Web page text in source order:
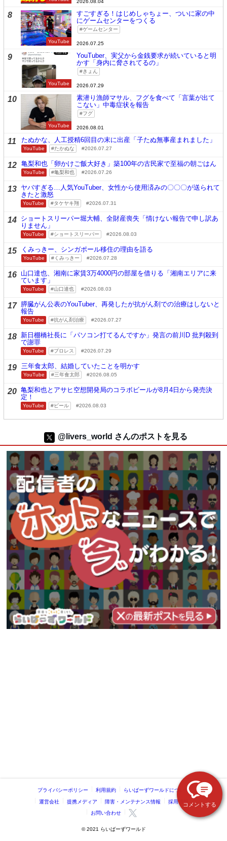
コメントする
2026.08.04
8
YouTube
すごすぎる！はじめしゃちょー、ついに家の中
にゲームセンターをつくる
ゲームセンター
2026.07.25
9
YouTube
YouTuber、実父から金銭要求が続いていると明
かす「身内に脅されてるの」
きょん
2026.07.29
10
YouTube
素潜り漁師マサル、フグを食べて「言葉が出て
こない」中毒症状を報告
フグ
2026.08.01
11 たぬかな、人工授精6回目の末に出産「子たぬ無事産まれました」
YouTube たかぬな 2026.07.27
12 亀梨和也「卵かけご飯大好き」築100年の古民家で至福の朝ごはん
YouTube 亀梨和也 2026.07.26
13 ヤバすぎる…人気YouTuber、女性から使用済みの〇〇〇が送られて
きたと激怒
YouTube タケヤキ翔 2026.07.31
14 ショートスリーパー堀大輔、全財産喪失「情けない報告で申し訳あ
りません」
YouTube ショートスリーパー 2026.08.03
15 くみっきー、シンガポール移住の理由を語る
YouTube くみっきー 2026.07.28
16 山口達也、湘南に家賃3万4000円の部屋を借りる「湘南エリアに来
ています」
YouTube 山口達也 2026.08.03
17 膵臓がん公表のYouTuber、再発したが抗がん剤での治療はしないと
報告
YouTube 抗がん剤治療 2026.07.27
18 新日棚橋社長に「パソコン打てるんですか」発言の前川D 批判殺到
で謝罪
YouTube プロレス 2026.07.29
19 三年食太郎、結婚していたことを明かす
YouTube 三年食太郎 2026.08.05
20 亀梨和也とアサヒ空想開発局のコラボビールが8月4日から発売決
定！
YouTube ビール 2026.08.03
@livers_world さんのポストを見る
プライバシーポリシー 利用規約 らいばーずワールドについて
運営会社 提携メディア 障害・メンテナンス情報 採用情報
お問い合わせ
©️ 2021 らいばーずワールド